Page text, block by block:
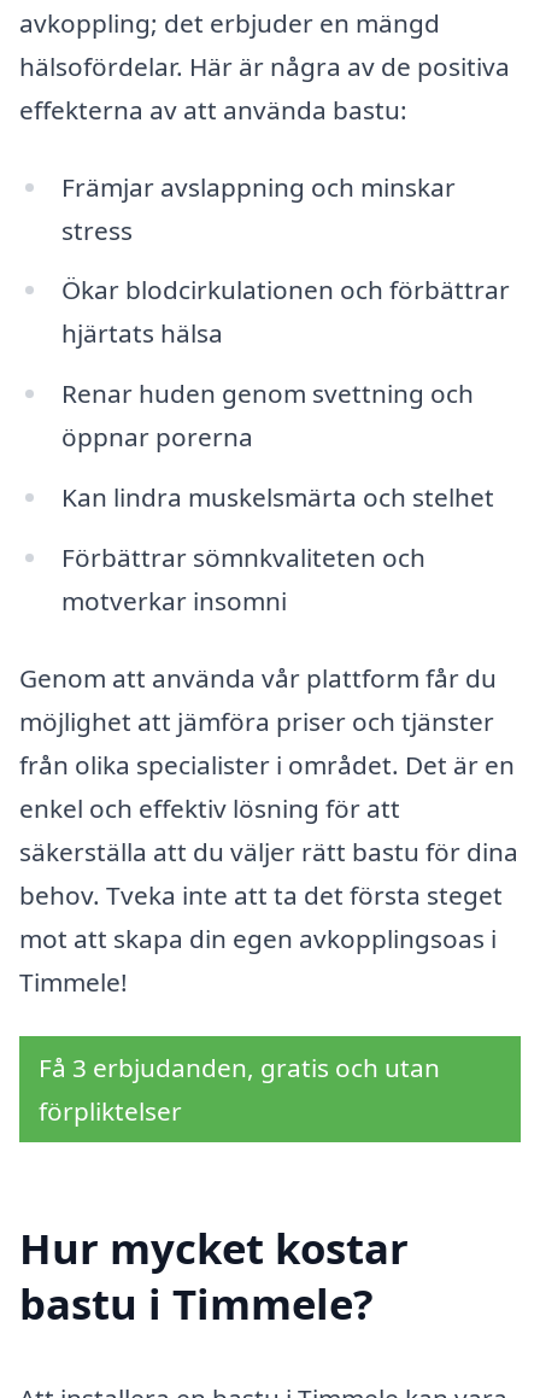
avkoppling; det erbjuder en mängd
hälsofördelar. Här är några av de positiva
effekterna av att använda bastu:
Främjar avslappning och minskar
stress
Ökar blodcirkulationen och förbättrar
hjärtats hälsa
Renar huden genom svettning och
öppnar porerna
Kan lindra muskelsmärta och stelhet
Förbättrar sömnkvaliteten och
motverkar insomni
Genom att använda vår plattform får du
möjlighet att jämföra priser och tjänster
från olika specialister i området. Det är en
enkel och effektiv lösning för att
säkerställa att du väljer rätt bastu för dina
behov. Tveka inte att ta det första steget
mot att skapa din egen avkopplingsoas i
Timmele!
Få 3 erbjudanden, gratis och utan
förpliktelser
Hur mycket kostar
bastu i Timmele?